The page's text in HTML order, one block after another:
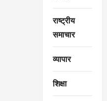
राष्ट्रीय
समाचार
व्यापार
शिक्षा